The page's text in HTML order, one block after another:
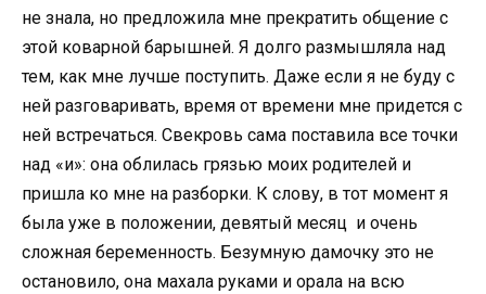
не знала, но предложила мне прекратить общение с
этой коварной барышней. Я долго размышляла над
тем, как мне лучше поступить. Даже если я не буду с
ней разговаривать, время от времени мне придется с
ней встречаться. Свекровь сама поставила все точки
над «и»: она облилась грязью моих родителей и
пришла ко мне на разборки. К слову, в тот момент я
была уже в положении, девятый месяц и очень
сложная беременность. Безумную дамочку это не
остановило, она махала руками и орала на всю